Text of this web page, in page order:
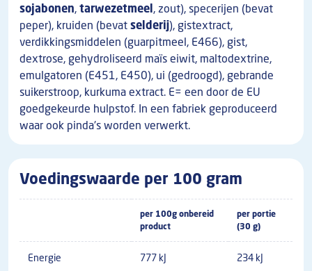
sojabonen,tarwezetmeel, zout), specerijen (bevat
peper), kruiden (bevatselderij), gistextract,
verdikkingsmiddelen (guarpitmeel, E466), gist,
dextrose, gehydroliseerd maïs eiwit, maltodextrine,
emulgatoren (E451, E450), ui (gedroogd), gebrande
suikerstroop, kurkuma extract. E= een door de EU
goedgekeurde hulpstof. In een fabriek geproduceerd
waar ook pinda's worden verwerkt.
Voedingswaarde per 100 gram
per 100g onbereid
product
per portie
(30 g)
Energie 777 kJ 234 kJ